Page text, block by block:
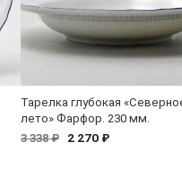
Тарелка глубокая
лето» Фарфор. 230 мм.
3 338 ₽
2 270 ₽